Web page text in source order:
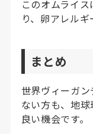
このオムライ
り、卵アレルギ
まとめ
世界ヴィーガ
ない方も、地
良い機会です。